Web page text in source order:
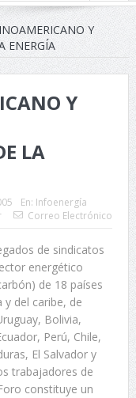
Y
ENERGÍA
Y
LA
En: Infoenergía
Correo Electrónico
de sindicatos
energético
de 18 países
del caribe, de
Bolivia,
Perú, Chile,
El Salvador y
trabajadores de
constituye un